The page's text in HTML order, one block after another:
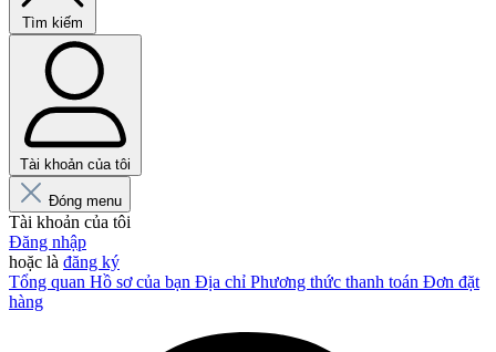
Tìm kiếm
Tài khoản của tôi
Đóng menu
Tài khoản của tôi
Đăng nhập
hoặc là đăng ký
Tổng quan Hồ sơ của bạn Địa chỉ Phương thức thanh toán Đơn đặt
hàng